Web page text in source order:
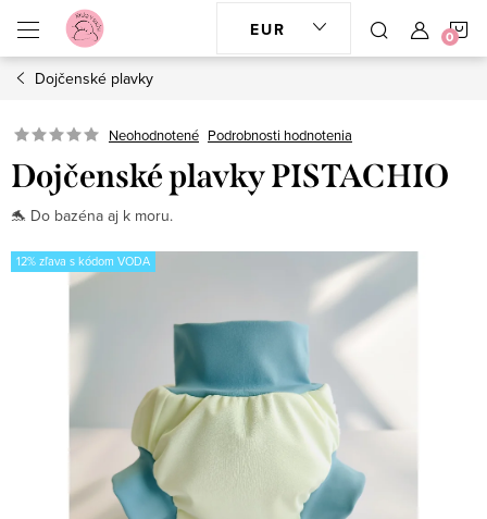
obsah
EUR
Dojčenské plavky
Neohodnotené Podrobnosti hodnotenia
Dojčenské plavky PISTACHIO
🐬 Do bazéna aj k moru.
12% zľava s kódom VODA